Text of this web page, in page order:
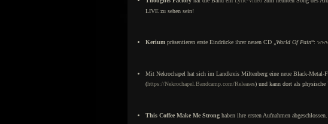
LIVE zu sehen sein!
Kerium präsentieren erste Eindrücke ihrer neuen CD „ World Of Pain“:
Mit Nekrochapel hat sich im Landkreis Miltenberg eine neue Black-Metal-
(https://Nekrochapel.Bandcamp.com/Releases) und kann dort als physische
This Coffee Make Me Strong haben ihre ersten Aufnahmen abgeschlossen.